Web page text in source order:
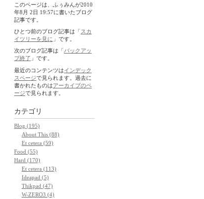
このページは、ふぅみんが2010
年8月 2日 19:57に書いたブログ
記事です。
ひとつ前のブログ記事は「 スカ
イツリーを見に 」です。
次のブログ記事は「 バックアッ
プ終了 」です。
最近のコンテンツはインデック
スページで見られます。過去に
書かれたものはアーカイブのペ
ージで見られます。
カテゴリ
Blog (195)
About This (88)
Et cetera (59)
Food (55)
Hard (170)
Et cetera (113)
Ideapad (5)
Thikpad (47)
W-ZERO3 (4)